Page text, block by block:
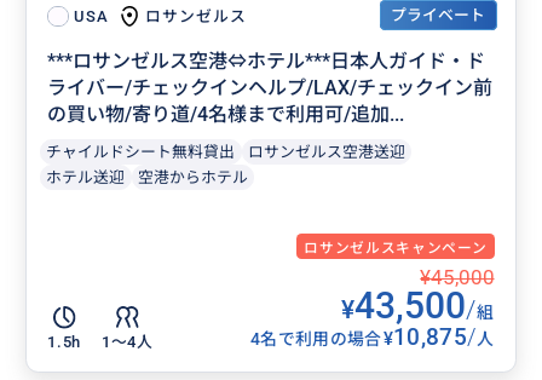
USA ロサンゼルス プライベート
***ロサンゼルス空港⇔ホテル***日本人ガイド・ド
ライバー/チェックインヘルプ/LAX/チェックイン前
の買い物/寄り道/4名様まで利用可/追加...
チャイルドシート無料貸出
ロサンゼルス空港送迎
ホテル送迎
空港からホテル
ロサンゼルスキャンペーン
1.5h 1〜4人
¥45,000
¥43,500/組
4名で利用の場合¥10,875/人